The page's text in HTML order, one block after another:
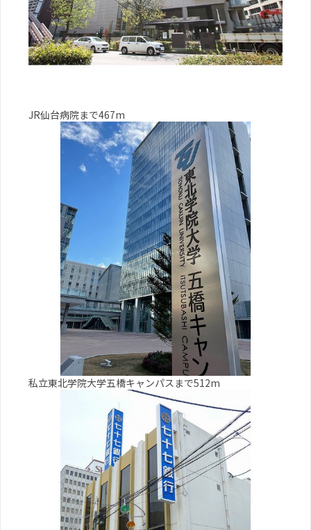
JR仙台病院まで467m
私立東北学院大学五橋キャンパスまで512m